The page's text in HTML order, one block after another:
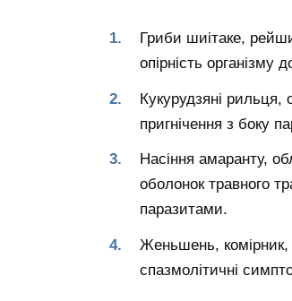
Гриби шиітаке,
опірність організму
Кукурудзяні рильця,
пригнічення з боку
Насіння амаранту,
оболонок травного
паразитами.
Женьшень,
спазмолітичні